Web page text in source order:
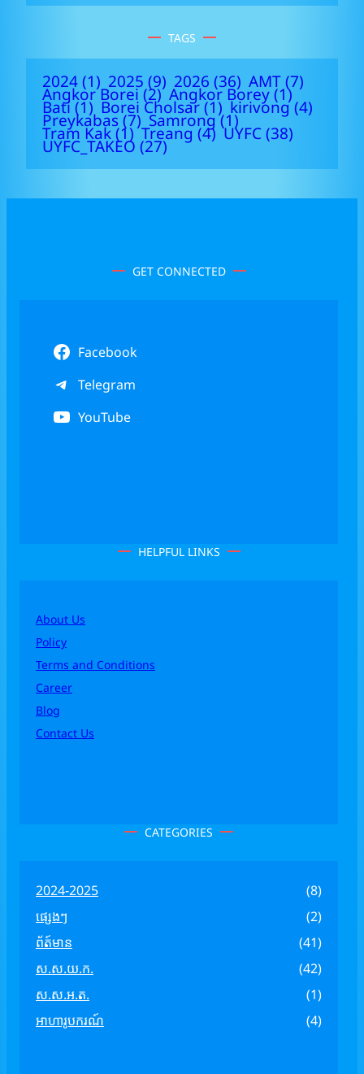
TAGS
2024 (1) 2025 (9) 2026 (36) AMT (7)
Angkor Borei (2) Angkor Borey (1)
Bati (1) Borei Cholsar (1) kirivong (4)
Preykabas (7) Samrong (1)
Tram Kak (1) Treang (4) UYFC (38)
UYFC_TAKEO (27)
GET CONNECTED
Facebook
Telegram
YouTube
HELPFUL LINKS
About Us
Policy
Terms and Conditions
Career
Blog
Contact Us
CATEGORIES
2024-2025
(8)
ផ្សេងៗ
(2)
ព័ត៍មាន
(41)
ស.ស.យ.ក.
(42)
ស.ស.អ.ត.
(1)
អាហារូបករណ៍
(4)